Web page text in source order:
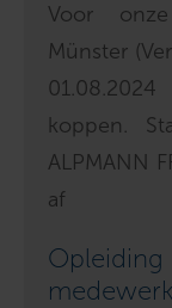
Voor
Münster
koppen.
ALPMANN
af